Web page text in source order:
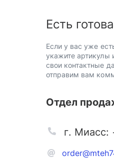
Есть
Если у вас уже
укажите артикулы
свои контактные
отправим вам
Отдел
г. Миасс: